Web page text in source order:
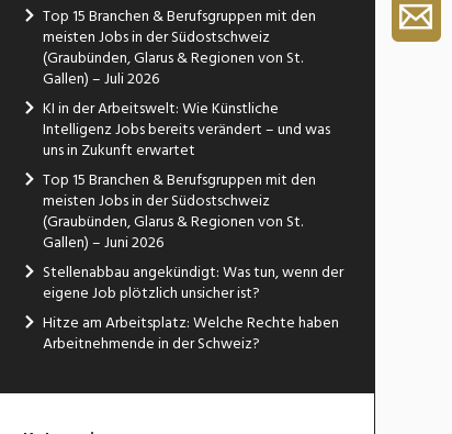
Top 15 Branchen & Berufsgruppen mit den
meisten Jobs in der Südostschweiz
(Graubünden, Glarus & Regionen von St.
Gallen) – Juli 2026
KI in der Arbeitswelt: Wie Künstliche
Intelligenz Jobs bereits verändert – und was
uns in Zukunft erwartet
Top 15 Branchen & Berufsgruppen mit den
meisten Jobs in der Südostschweiz
(Graubünden, Glarus & Regionen von St.
Gallen) – Juni 2026
Stellenabbau angekündigt: Was tun, wenn der
eigene Job plötzlich unsicher ist?
Hitze am Arbeitsplatz: Welche Rechte haben
Arbeitnehmende in der Schweiz?